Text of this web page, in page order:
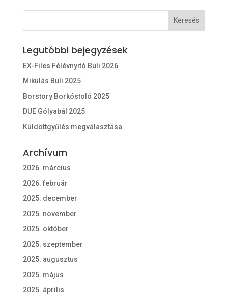
Legutóbbi bejegyzések
EX-Files Félévnyitó Buli 2026
Mikulás Buli 2025
Borstory Borkóstoló 2025
DUE Gólyabál 2025
Küldöttgyűlés megválasztása
Archívum
2026. március
2026. február
2025. december
2025. november
2025. október
2025. szeptember
2025. augusztus
2025. május
2025. április